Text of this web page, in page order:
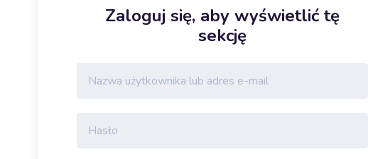
Zaloguj się, aby wyświetlić tę
sekcję